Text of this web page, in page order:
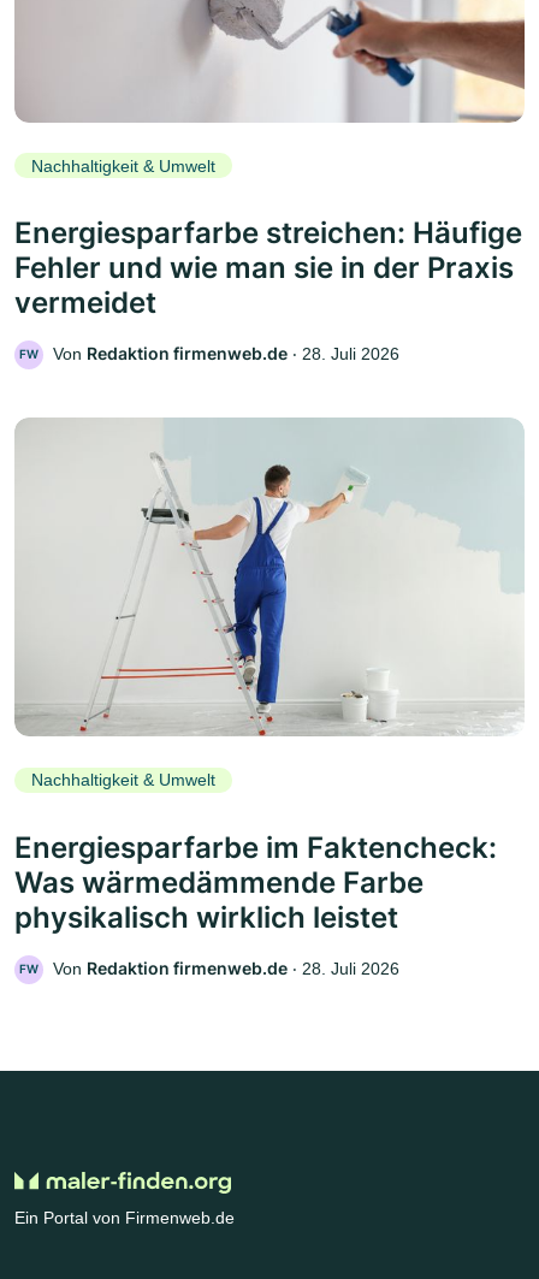
Nachhaltigkeit & Umwelt
Energiesparfarbe streichen: Häufige
Fehler und wie man sie in der Praxis
vermeidet
FW Von Redaktion firmenweb.de ‧ 28. Juli 2026
Nachhaltigkeit & Umwelt
Energiesparfarbe im Faktencheck:
Was wärmedämmende Farbe
physikalisch wirklich leistet
FW Von Redaktion firmenweb.de ‧ 28. Juli 2026
Ein Portal von Firmenweb.de